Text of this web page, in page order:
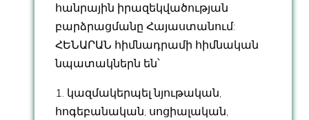
հանրային իրազեկվածության
բարձրացմանը Հայաստանում:
ՀԵՆԱՐԱՆ հիմնադրամի հիմնական
նպատակներն են՝
1. կազմակերպել նյութական,
հոգեբանական, սոցիալական,